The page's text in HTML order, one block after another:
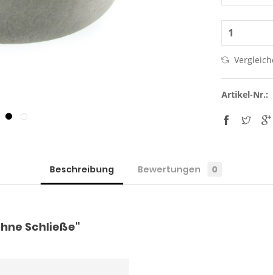
Artikel-Nr.:
Beschreibung Bewertungen 0
Schließe"